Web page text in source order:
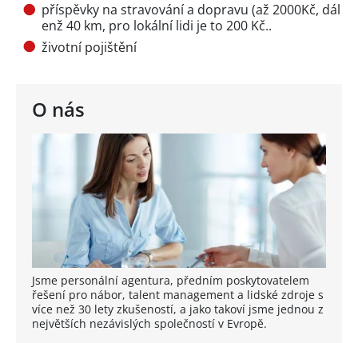
O nás
Jsme personální agentura, předním poskytovatelem
řešení pro nábor, talent management a lidské zdroje s
více než 30 lety zkušeností, a jako takoví jsme jednou z
největších nezávislých společností v Evropě.
příspěvky na stravování a dopravu (až 2000Kč, dál
enž 40 km, pro lokální lidi je to 200 Kč..
životní pojištění